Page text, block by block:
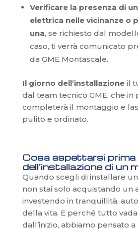
Verificare la presenza di
elettrica nelle vicinanze o
una, se richiesto dal
caso, ti verrà comunicato
da GME Montascale.
Il giorno dell’installazione il
dal team tecnico GME, che in
completerà il montaggio e
pulito e ordinato.
Cosa aspettarsi prima
dell’installazione di un
Quando scegli di installare
non stai solo acquistando un
investendo in tranquillità,
della vita. E perché tutto
dall’inizio, abbiamo pensato